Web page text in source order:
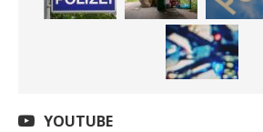
YOUTUBE